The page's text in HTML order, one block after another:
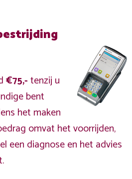
€75,-tenzij u
bent
het maken
omvat het voorrijden,
een diagnose en het advies